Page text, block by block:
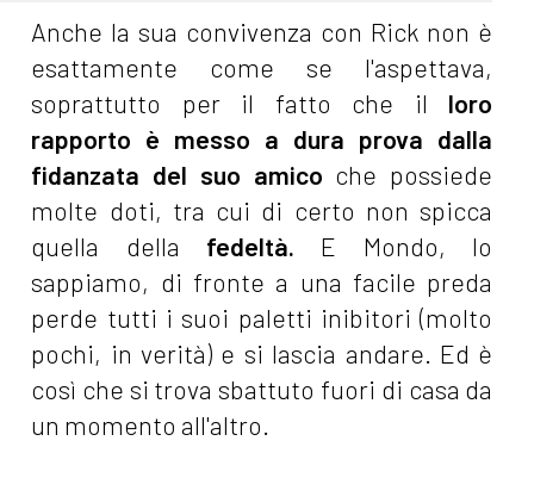
Anche la sua convivenza con Rick non è
esattamente come se l'aspettava,
soprattutto per il fatto che il loro
rapporto è messo a dura prova dalla
fidanzata del suo amico che possiede
molte doti, tra cui di certo non spicca
quella della fedeltà. E Mondo, lo
sappiamo, di fronte a una facile preda
perde tutti i suoi paletti inibitori (molto
pochi, in verità) e si lascia andare. Ed è
così che si trova sbattuto fuori di casa da
un momento all'altro.